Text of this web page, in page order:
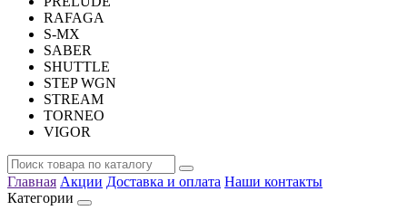
RAFAGA
S-MX
SABER
SHUTTLE
STEP WGN
STREAM
TORNEO
VIGOR
Главная Акции Доставка и оплата Наши контакты
Категории